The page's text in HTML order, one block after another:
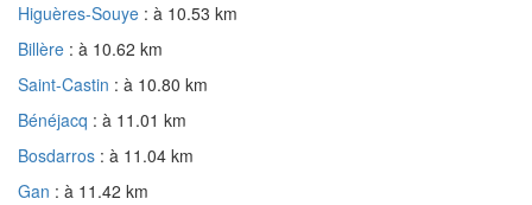
Higuères-Souye : à 10.53 km
Billère : à 10.62 km
Saint-Castin : à 10.80 km
Bénéjacq : à 11.01 km
Bosdarros : à 11.04 km
Gan : à 11.42 km